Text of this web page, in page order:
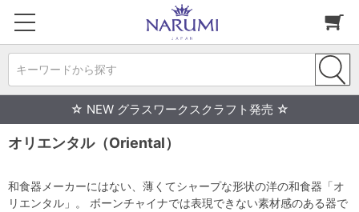
キーワードから探す
☆ NEW グラスワークスクラフト発売 ☆
オリエンタル（Oriental）
和食器メーカーにはない、薄くてシャープな形状の洋の和食器「オ
リエンタル」。 ボーンチャイナでは表現できない素材感のある器で